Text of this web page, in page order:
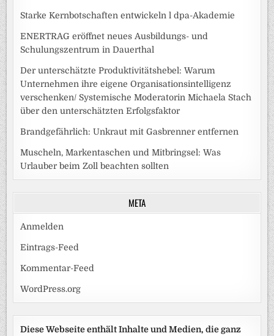
Starke Kernbotschaften entwickeln l dpa-Akademie
ENERTRAG eröffnet neues Ausbildungs- und
Schulungszentrum in Dauerthal
Der unterschätzte Produktivitätshebel: Warum
Unternehmen ihre eigene Organisationsintelligenz
verschenken/ Systemische Moderatorin Michaela Stach
über den unterschätzten Erfolgsfaktor
Brandgefährlich: Unkraut mit Gasbrenner entfernen
Muscheln, Markentaschen und Mitbringsel: Was
Urlauber beim Zoll beachten sollten
META
Anmelden
Eintrags-Feed
Kommentar-Feed
WordPress.org
Diese Webseite enthält Inhalte und Medien, die ganz